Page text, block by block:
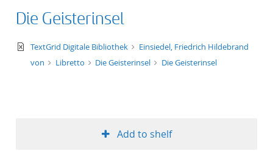
Die Geisterinsel
text/xml
TextGrid Digitale Bibliothek
Einsiedel, Friedrich Hildebrand
von
Libretto Die Geisterinsel Die Geisterinsel
Add to shelf